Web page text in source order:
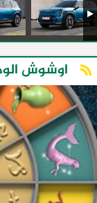
اوشوش